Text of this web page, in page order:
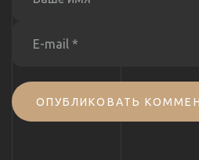
ОПУБЛИКОВАТЬ